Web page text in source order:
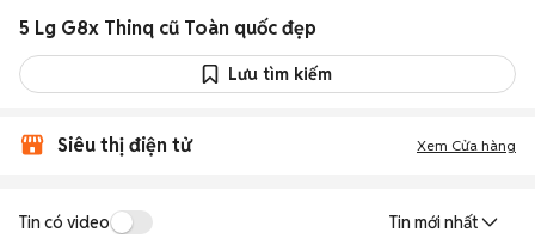
5 Lg G8x Thinq cũ Toàn quốc đẹp
Lưu tìm kiếm
Siêu thị điện tử Xem Cửa hàng
Tin có video Tin mới nhất